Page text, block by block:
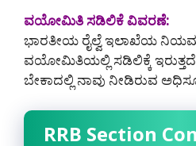
ವಯೋಮಿತಿ ಸಡಿಲಿಕೆ ವಿವರಣೆ:
ಭಾರತೀಯ ರೈಲ್ವೆ ಇಲಾಖೆಯ
ವಯೋಮಿತಿಯಲ್ಲಿ ಸಡಿಲಿಕ್ಕೆ
ಬೇಕಾದಲ್ಲಿ ನಾವು ನೀಡಿರುವ
RRB Section